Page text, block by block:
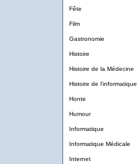
Fête
Film
Gastronomie
Histoire
Histoire de la Médecine
Histoire de l'informatique
Honte
Humour
Informatique
Informatique Médicale
Internet